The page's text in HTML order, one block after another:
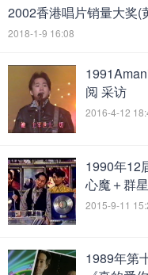
2002香港唱片销量大奖(
2018-1-9 16:08
阅 采访
2016-4-12
1990年12
心魔＋群
2015-9-11
1989年第